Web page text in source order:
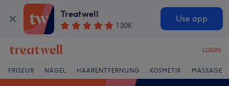
Treatwell
130K
Use app
LOGIN
FRISEUR NÄGEL HAARENTFERNUNG KOSMETIK MASSAGE